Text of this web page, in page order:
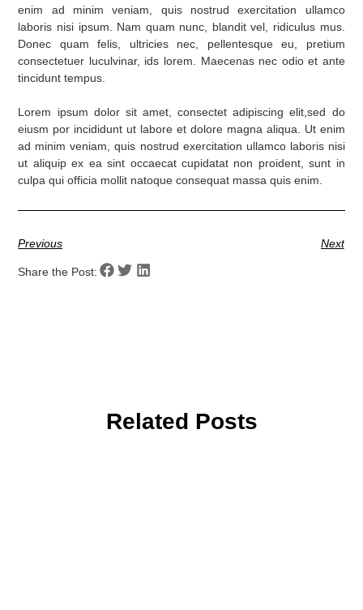
enim ad minim veniam, quis nostrud exercitation ullamco
laboris nisi ipsum. Nam quam nunc, blandit vel, ridiculus mus.
Donec quam felis, ultricies nec, pellentesque eu, pretium
consectetuer luculvinar, ids lorem. Maecenas nec odio et ante
tincidunt tempus.
Lorem ipsum dolor sit amet, consectet adipiscing elit,sed do
eiusm por incididunt ut labore et dolore magna aliqua. Ut enim
ad minim veniam, quis nostrud exercitation ullamco laboris nisi
ut aliquip ex ea sint occaecat cupidatat non proident, sunt in
culpa qui officia mollit natoque consequat massa quis enim.
Previous Next
Share the Post:
Related Posts